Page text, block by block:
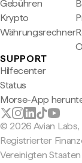
Gebühren
Krypto
Währungsrechner
SUPPORT
Hilfecenter
Status
Morse-App
© 2026 Avian Labs,
Registrierter
Vereinigten Staaten